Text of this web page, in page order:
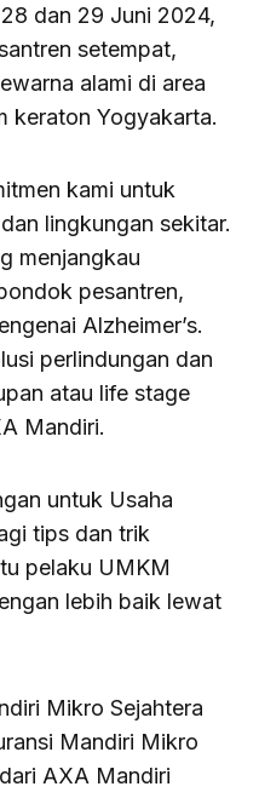
dan 29 Juni 2024,
setempat,
alami di area
keraton Yogyakarta.
kami untuk
lingkungan sekitar.
menjangkau
pesantren,
Alzheimer’s.
perlindungan dan
atau life stage
Mandiri.
untuk Usaha
tips dan trik
pelaku UMKM
lebih baik lewat
Mikro Sejahtera
Mandiri Mikro
AXA Mandiri